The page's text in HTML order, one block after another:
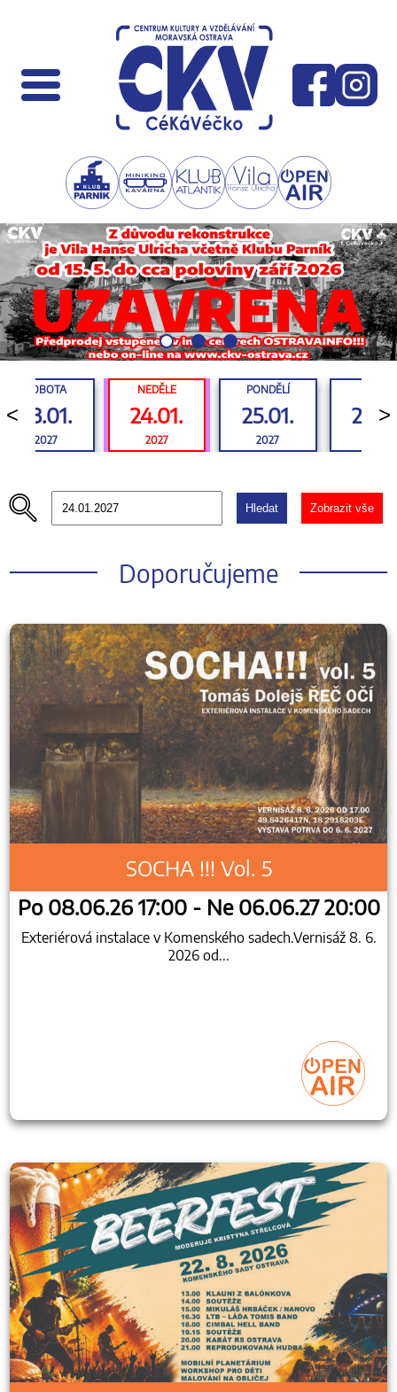
<
SOBOTA
23.01.
2027
NEDĚLE
24.01.
2027
PONDĚLÍ
25.01.
2027
>
Hledat Zobrazit vše
Doporučujeme
SOCHA !!! Vol. 5
Po 08.06.26 17:00 - Ne 06.06.27 20:00
Exteriérová instalace v Komenského sadech.Vernisáž 8. 6.
2026 od...